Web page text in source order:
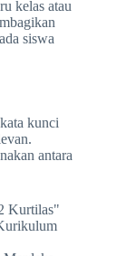
kelas atau
siswa
kunci
antara
Kurtilas"